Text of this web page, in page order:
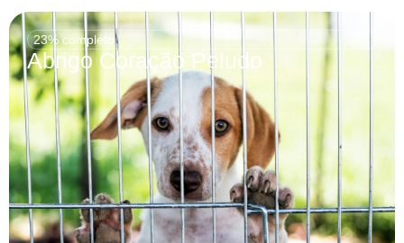
23% completo
Abrigo Coração Peludo